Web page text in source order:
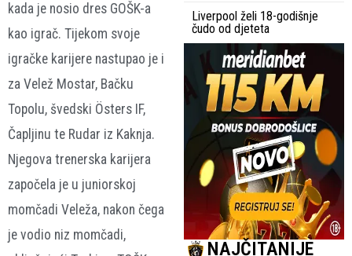
kada je nosio dres GOŠK-a
kao igrač. Tijekom svoje
igračke karijere nastupao je i
za Velež Mostar, Bačku
Topolu, švedski Östers IF,
Čapljinu te Rudar iz Kaknja.
Njegova trenerska karijera
započela je u juniorskoj
momčadi Veleža, nakon čega
je vodio niz momčadi,
Liverpool želi 18-godišnje
čudo od djeteta
NAJČITANIJE